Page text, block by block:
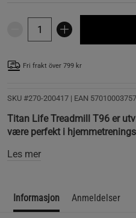
Fri frakt över 799 kr
SKU #270-200417 | EAN
Titan Life Treadmill T96 er
være perfekt i
Les mer
Informasjon Anmeldelser